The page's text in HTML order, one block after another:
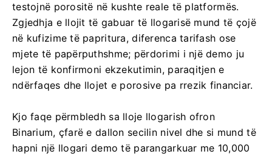
testojnë porositë në kushte reale të platformës.
Zgjedhja e llojit të gabuar të llogarisë mund të çojë
në kufizime të papritura, diferenca tarifash ose
mjete të papërputhshme; përdorimi i një demo ju
lejon të konfirmoni ekzekutimin, paraqitjen e
ndërfaqes dhe llojet e porosive pa rrezik financiar.
Kjo faqe përmbledh sa lloje llogarish ofron
Binarium, çfarë e dallon secilin nivel dhe si mund të
hapni një llogari demo të parangarkuar me 10,000